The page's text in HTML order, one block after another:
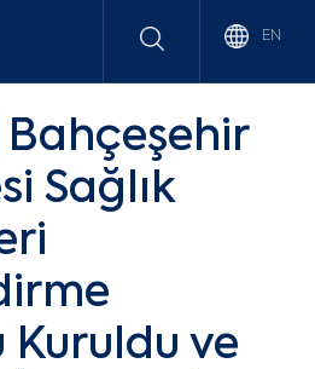
EN
Bahçeşehir
Sağlık
ve